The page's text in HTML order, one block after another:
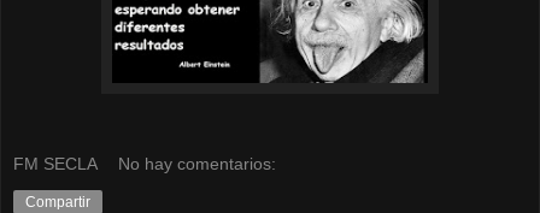
FM SECLA No hay comentarios:
Compartir